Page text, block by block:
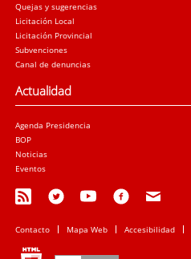
Quejas y sugerencias
Licitación Local
Licitación Provincial
Subvenciones
Canal de denuncias
Actualidad
Agenda Presidencia
BOP
Noticias
Eventos
Contacto Mapa Web Accesibilidad